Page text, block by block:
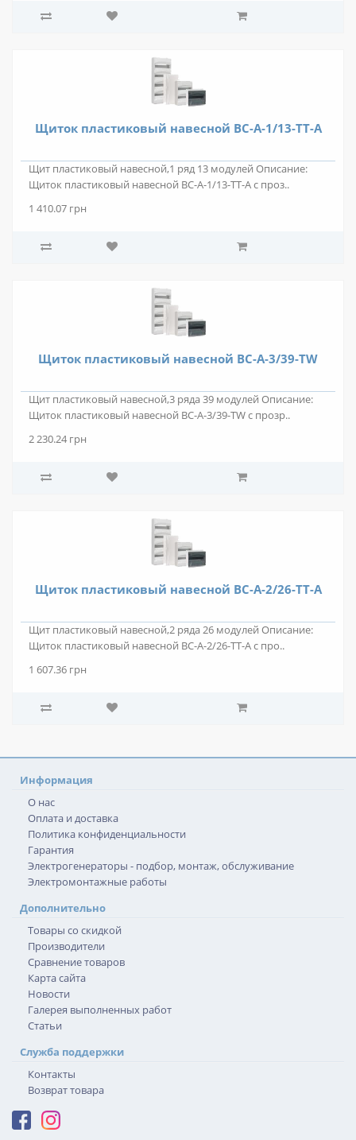
Щиток пластиковый навесной BC-A-1/13-TT-A
Щит пластиковый навесной,1 ряд 13 модулей Описание:
Щиток пластиковый навесной BC-A-1/13-TT-A с проз..
1 410.07 грн
Щиток пластиковый навесной BC-A-3/39-TW
Щит пластиковый навесной,3 ряда 39 модулей Описание:
Щиток пластиковый навесной BC-A-3/39-TW с прозр..
2 230.24 грн
Щиток пластиковый навесной BC-A-2/26-TT-A
Щит пластиковый навесной,2 ряда 26 модулей Описание:
Щиток пластиковый навесной BC-A-2/26-TT-A с про..
1 607.36 грн
Информация
О нас
Оплата и доставка
Политика конфиденциальности
Гарантия
Электрогенераторы - подбор, монтаж, обслуживание
Электромонтажные работы
Дополнительно
Товары со скидкой
Производители
Сравнение товаров
Карта сайта
Новости
Галерея выполненных работ
Статьи
Служба поддержки
Контакты
Возврат товара